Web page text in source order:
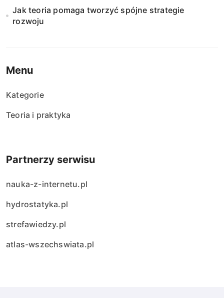
Jak teoria pomaga tworzyć spójne strategie
rozwoju
Menu
Kategorie
Teoria i praktyka
Partnerzy serwisu
nauka-z-internetu.pl
hydrostatyka.pl
strefawiedzy.pl
atlas-wszechswiata.pl